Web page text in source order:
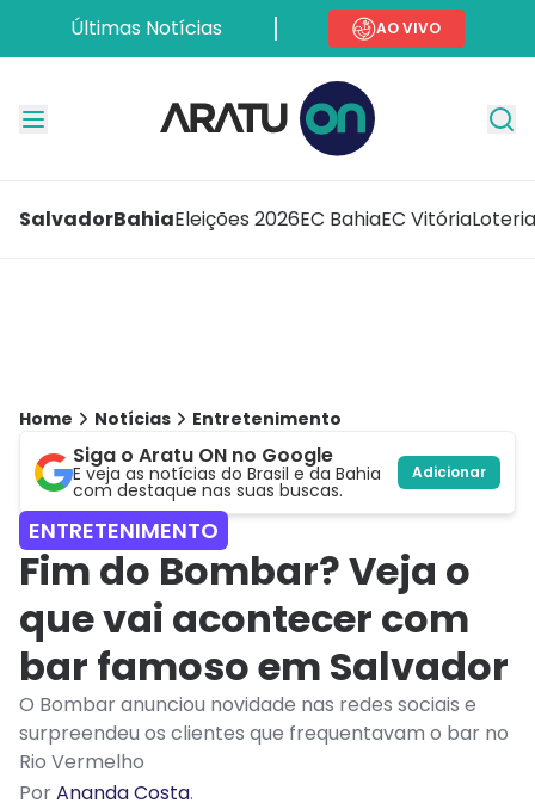
Últimas Notícias AO VIVO
SalvadorBahiaEleições 2026EC BahiaEC Vitória
Home Notícias Entretenimento
Siga o Aratu ON no Google
E veja as notícias do Brasil e da Bahia
com destaque nas suas buscas.
Adicionar
ENTRETENIMENTO
Fim do Bombar? Veja o
que vai acontecer com
bar famoso em Salvador
O Bombar anunciou novidade nas redes sociais e
surpreendeu os clientes que frequentavam o bar no
Rio Vermelho
PorAnanda Costa.